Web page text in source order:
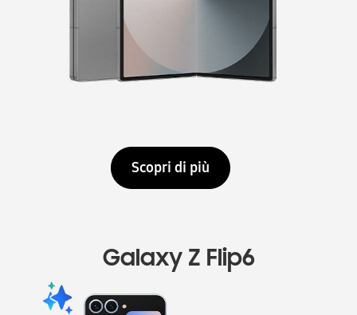
Scopri di più
Galaxy Z Flip6